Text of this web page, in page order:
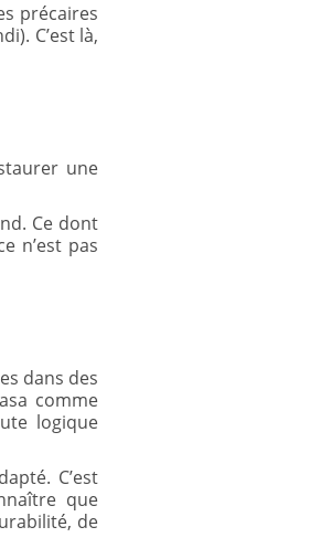
précaires
C’est là,
une
Ce dont
n’est pas
dans des
comme
logique
C’est
que
de